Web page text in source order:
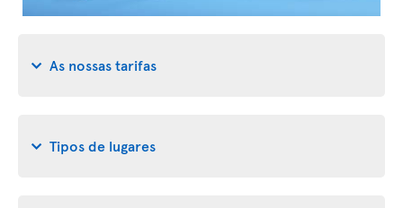
As nossas tarifas
Tipos de lugares